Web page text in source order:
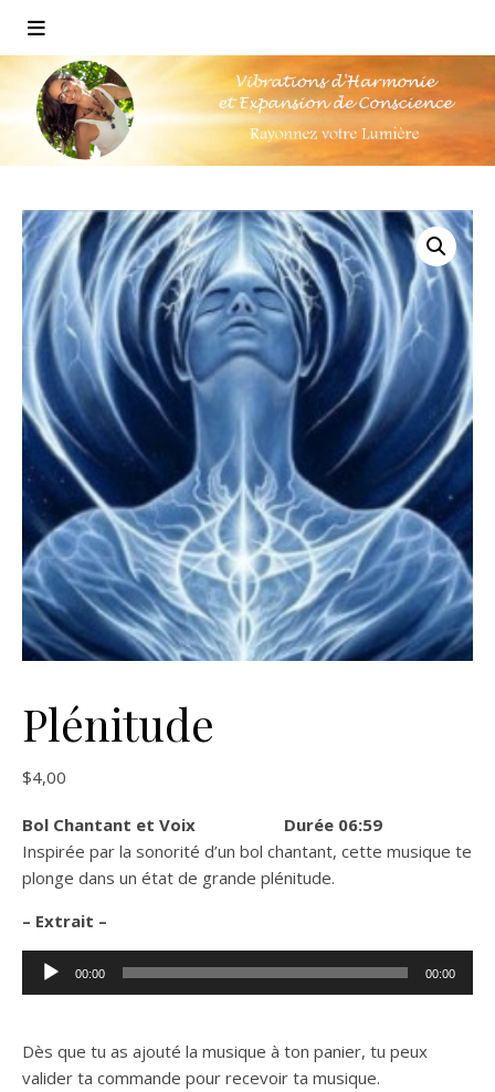
Plénitude
$4,00
Bol Chantant et Voix Durée 06:59
Inspirée par la sonorité d’un bol chantant, cette musique te
plonge dans un état de grande plénitude.
– Extrait –
Lecteur
audio
00:00 00:00
Dès que tu as ajouté la musique à ton panier, tu peux
valider ta commande pour recevoir ta musique.